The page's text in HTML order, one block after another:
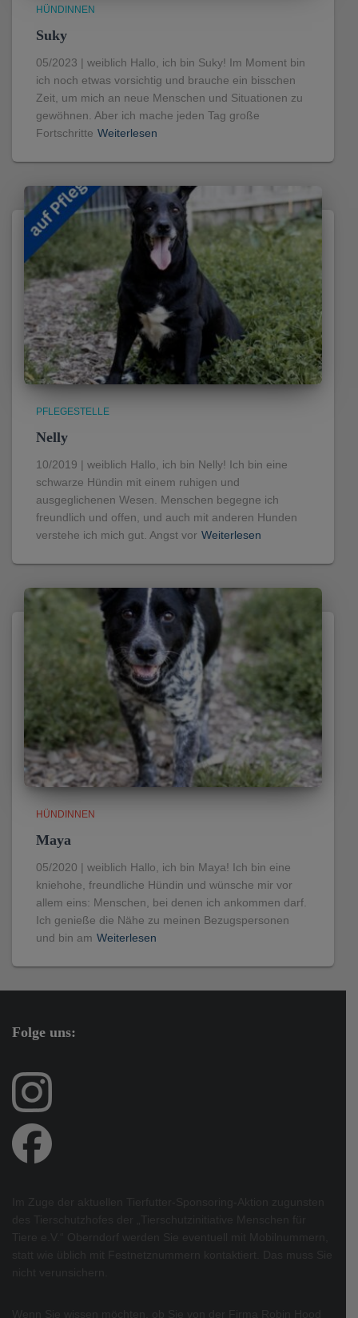
HÜNDINNEN
Suky
05/2023 | weiblich Hallo, ich bin Suky! Im Moment bin
ich noch etwas vorsichtig und brauche ein bisschen
Zeit, um mich an neue Menschen und Situationen zu
gewöhnen. Aber ich mache jeden Tag große
Fortschritte Weiterlesen
PFLEGESTELLE
Nelly
10/2019 | weiblich Hallo, ich bin Nelly! Ich bin eine
schwarze Hündin mit einem ruhigen und
ausgeglichenen Wesen. Menschen begegne ich
freundlich und offen, und auch mit anderen Hunden
verstehe ich mich gut. Angst vor Weiterlesen
HÜNDINNEN
Maya
05/2020 | weiblich Hallo, ich bin Maya! Ich bin eine
kniehohe, freundliche Hündin und wünsche mir vor
allem eins: Menschen, bei denen ich ankommen darf.
Ich genieße die Nähe zu meinen Bezugspersonen
und bin am Weiterlesen
Folge uns: